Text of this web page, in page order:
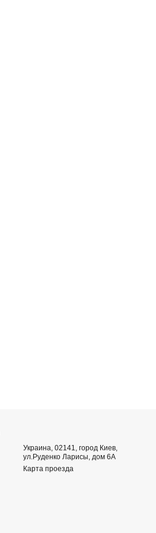
Украина, 02141, город Киев,
ул.Руденко Ларисы, дом 6А
Карта проезда